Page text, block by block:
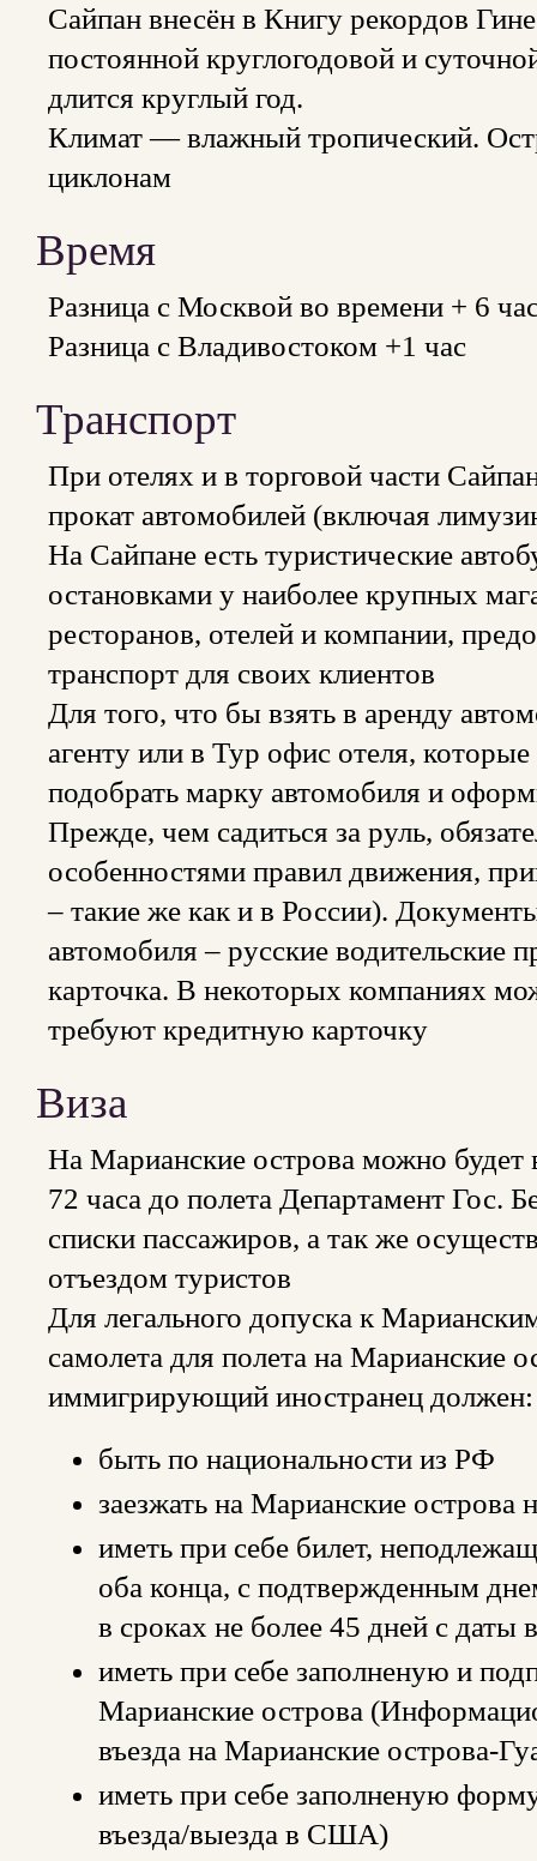
Сайпан внесён в Книгу рекордов
постоянной круглогодовой и
длится круглый год.
Климат — влажный тропический.
циклонам
Время
Разница с Москвой во времени + 6
Разница с Владивостоком +1 час
Транспорт
При отелях и в торговой части
прокат автомобилей (включая
На Сайпане есть туристические
остановками у наиболее крупных
ресторанов, отелей и компании,
транспорт для своих клиентов
Для того, что бы взять в аренду
агенту или в Тур офис отеля,
подобрать марку автомобиля и
Прежде, чем садиться за руль,
особенностями правил движения,
– такие же как и в России).
автомобиля – русские водительские
карточка. В некоторых компаниях
требуют кредитную карточку
Виза
На Марианские острова можно будет
72 часа до полета Департамент Гос.
списки пассажиров, а так же
отъездом туристов
Для легального допуска к
самолета для полета на Марианские
иммигрирующий иностранец должен:
быть по национальности из РФ
заезжать на Марианские острова
иметь при себе билет,
оба конца, с подтвержденным
в сроках не более 45 дней с даты
иметь при себе заполненую и
Марианские острова
въезда на Марианские острова-
иметь при себе заполненую
въезда/выезда в США)